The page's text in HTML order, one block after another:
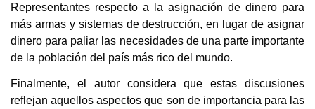
Representantes respecto a la asignación de dinero para
más armas y sistemas de destrucción, en lugar de asignar
dinero para paliar las necesidades de una parte importante
de la población del país más rico del mundo.
Finalmente, el autor considera que estas discusiones
reflejan aquellos aspectos que son de importancia para las